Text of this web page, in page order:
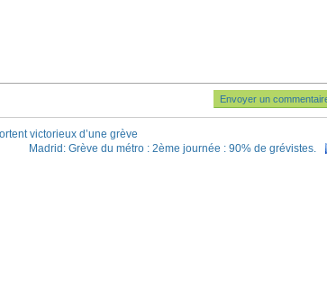
victorieux d’une grève
Madrid: Grève du métro : 2ème journée : 90% de grévistes.